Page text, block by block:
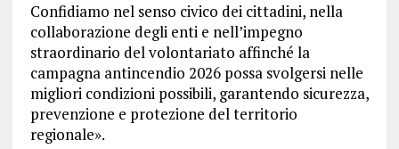
Confidiamo nel senso civico dei cittadini, nella
collaborazione degli enti e nell’impegno
straordinario del volontariato affinché la
campagna antincendio 2026 possa svolgersi nelle
migliori condizioni possibili, garantendo sicurezza,
prevenzione e protezione del territorio
regionale».